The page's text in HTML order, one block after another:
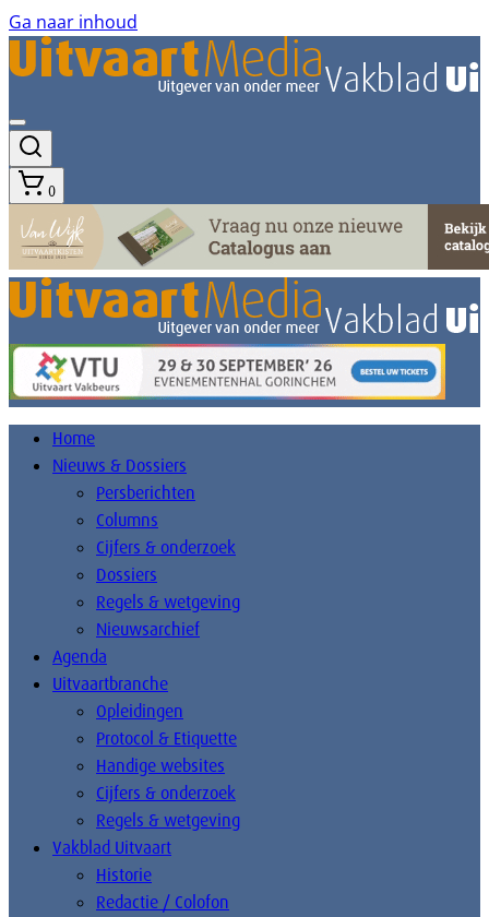
Ga naar inhoud
0
Home
Nieuws & Dossiers
Persberichten
Columns
Cijfers & onderzoek
Dossiers
Regels & wetgeving
Nieuwsarchief
Agenda
Uitvaartbranche
Opleidingen
Protocol & Etiquette
Handige websites
Cijfers & onderzoek
Regels & wetgeving
Vakblad Uitvaart
Historie
Redactie / Colofon